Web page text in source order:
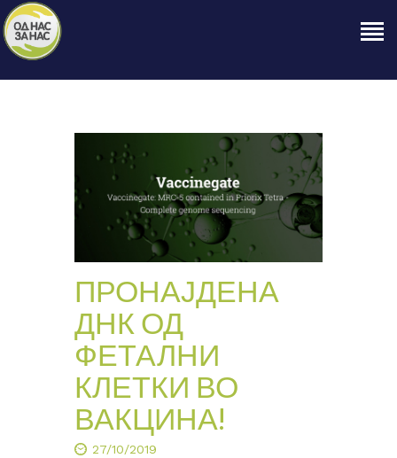
ЗА НАС
НАШЕ ПРАВО
ОБЈАВИ
ПРОЕКТИ
КОНТАКТ
ПРОНАЈДЕНА
ДНК ОД
ФЕТАЛНИ
КЛЕТКИ ВО
ВАКЦИНА!
27/10/2019